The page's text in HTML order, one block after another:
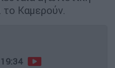
το Καμερούν.